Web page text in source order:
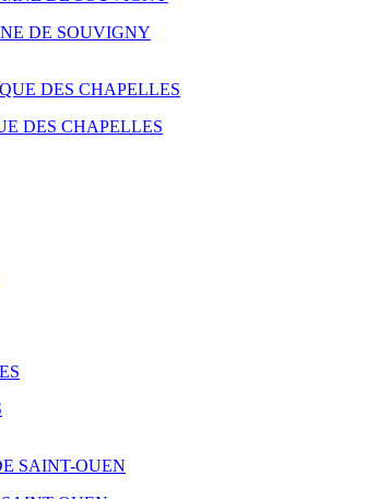
DE SOUVIGNY
DES CHAPELLES